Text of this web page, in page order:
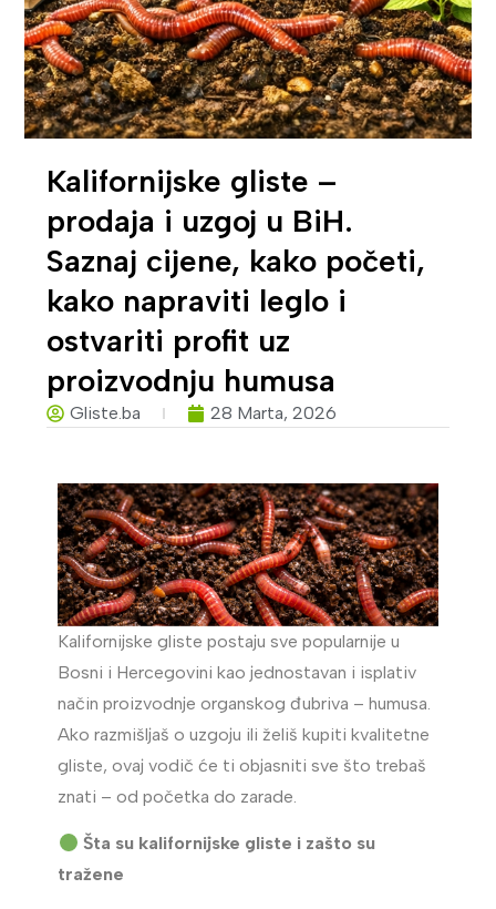
Kalifornijske gliste –
prodaja i uzgoj u BiH.
Saznaj cijene, kako početi,
kako napraviti leglo i
ostvariti profit uz
proizvodnju humusa
Gliste.ba 28 Marta, 2026
Kalifornijske gliste postaju sve popularnije u
Bosni i Hercegovini kao jednostavan i isplativ
način proizvodnje organskog đubriva – humusa.
Ako razmišljaš o uzgoju ili želiš kupiti kvalitetne
gliste, ovaj vodič će ti objasniti sve što trebaš
znati – od početka do zarade.
Šta su kalifornijske gliste i zašto su
tražene